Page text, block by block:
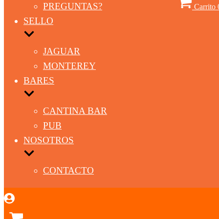
PREGUNTAS?
SELLO
JAGUAR
MONTEREY
BARES
CANTINA BAR
PUB
NOSOTROS
CONTACTO
Carrito